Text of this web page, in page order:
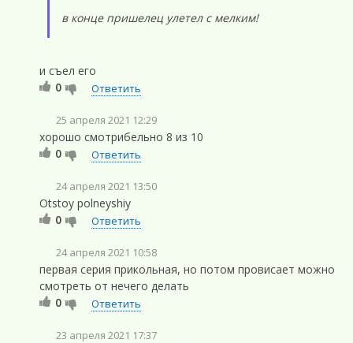
в конце пришелец улетел с мелким!
и съел его
0
Ответить
25 апреля 2021 12:29
хорошо смотрибельно 8 из 10
0
Ответить
24 апреля 2021 13:50
Otstoy polneyshiy
0
Ответить
24 апреля 2021 10:58
первая серия прикольная, но потом провисает можно
смотреть от нечего делать
0
Ответить
23 апреля 2021 17:37